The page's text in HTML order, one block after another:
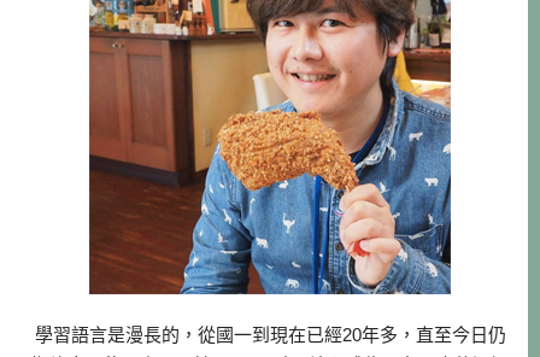
學習語言是漫長的，從國一到現在已經20年多，直至今日仍